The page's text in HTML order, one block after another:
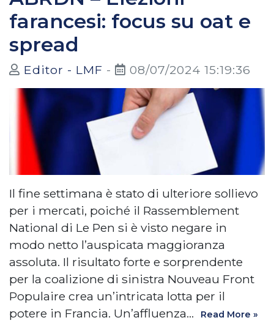
farancesi: focus su oat e
spread
Editor - LMF - 08/07/2024 15:19:36
Il fine settimana è stato di ulteriore sollievo
per i mercati, poiché il Rassemblement
National di Le Pen si è visto negare in
modo netto l’auspicata maggioranza
assoluta. Il risultato forte e sorprendente
per la coalizione di sinistra Nouveau Front
Populaire crea un’intricata lotta per il
potere in Francia. Un’affluenza…
Read More »